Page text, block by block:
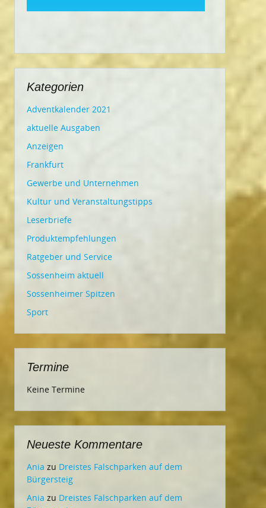
Kategorien
Adventkalender 2021
aktuelle Ausgaben
Anzeigen
Frankfurt
Gewerbe und Unternehmen
Kultur und Veranstaltungstipps
Leserbriefe
Produktempfehlungen
Ratgeber und Service
Sossenheim aktuell
Sossenheimer Spitzen
Sport
Termine
Keine Termine
Neueste Kommentare
Ania zu Dreistes Falschparken auf dem
Bürgersteig
Ania zu Dreistes Falschparken auf dem